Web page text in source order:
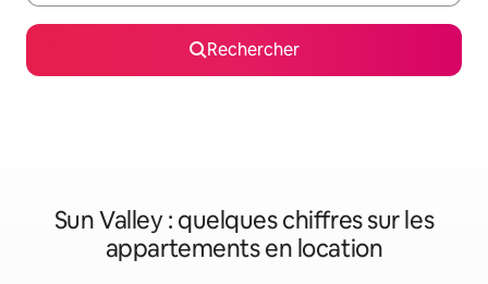
Rechercher
Sun Valley : quelques chiffres sur les
appartements en location